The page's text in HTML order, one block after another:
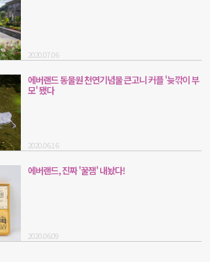
2020.07.06
에버랜드 동물원 천연기념물 큰고니 커플 '늦깎이 부
모' 됐다
2020.06.16
에버랜드, 진짜 '꿀잼' 내놨다!
2020.06.09